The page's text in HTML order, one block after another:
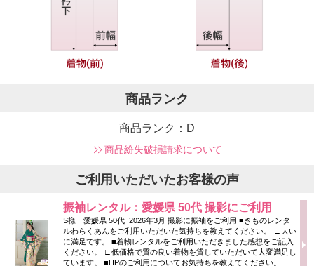
商品ランク
商品ランク：D
商品紛失破損請求について
ご利用いただいたお客様の声
振袖レンタル：愛媛県 50代 撮影にご利用
S様 愛媛県 50代 2026年3月 撮影に振袖をご利用 ■きものレンタ
ルわらくあんをご利用いただいた気持ちを教えてください。 ∟大い
に満足です。 ■着物レンタルをご利用いただきました感想をご記入
ください。 ∟低価格で質の良い着物を貸していただいて大変満足し
ています。 ■HPのご利用についてお気持ちを教えてください。 ∟